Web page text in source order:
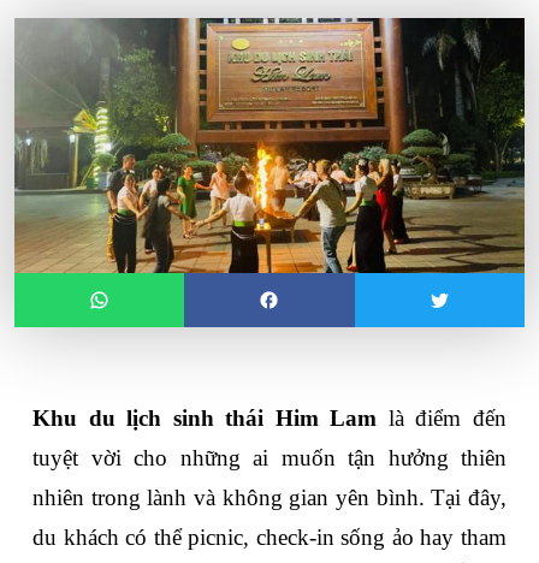
Khu du lịch sinh thái Him Lam là điểm đến
tuyệt vời cho những ai muốn tận hưởng thiên
nhiên trong lành và không gian yên bình. Tại đây,
du khách có thể picnic, check-in sống ảo hay tham